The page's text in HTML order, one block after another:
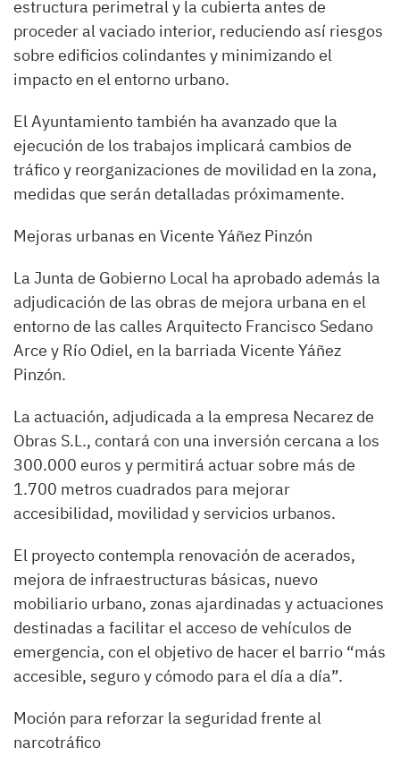
estructura perimetral y la cubierta antes de
proceder al vaciado interior, reduciendo así riesgos
sobre edificios colindantes y minimizando el
impacto en el entorno urbano.
El Ayuntamiento también ha avanzado que la
ejecución de los trabajos implicará cambios de
tráfico y reorganizaciones de movilidad en la zona,
medidas que serán detalladas próximamente.
Mejoras urbanas en Vicente Yáñez Pinzón
La Junta de Gobierno Local ha aprobado además la
adjudicación de las obras de mejora urbana en el
entorno de las calles Arquitecto Francisco Sedano
Arce y Río Odiel, en la barriada Vicente Yáñez
Pinzón.
La actuación, adjudicada a la empresa Necarez de
Obras S.L., contará con una inversión cercana a los
300.000 euros y permitirá actuar sobre más de
1.700 metros cuadrados para mejorar
accesibilidad, movilidad y servicios urbanos.
El proyecto contempla renovación de acerados,
mejora de infraestructuras básicas, nuevo
mobiliario urbano, zonas ajardinadas y actuaciones
destinadas a facilitar el acceso de vehículos de
emergencia, con el objetivo de hacer el barrio “más
accesible, seguro y cómodo para el día a día”.
Moción para reforzar la seguridad frente al
narcotráfico